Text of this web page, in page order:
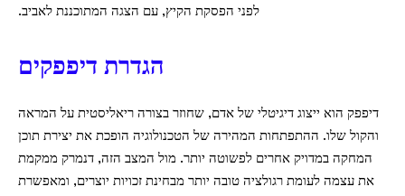
לפני הפסקת הקיץ, עם הצגה המתוכננת לאביב.
הגדרת דיפפקים
דיפפק הוא ייצוג דיגיטלי של אדם, שחוזר בצורה ריאליסטית על המראה
והקול שלו. ההתפתחות המהירה של הטכנולוגיה הופכת את יצירת תוכן
המחקה במדויק אחרים לפשוטה יותר. מול המצב הזה, דנמרק ממקמת
את עצמה לעומת רגולציה טובה יותר מבחינת זכויות יוצרים, ומאפשרת